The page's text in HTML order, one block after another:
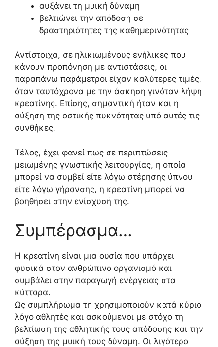
αυξάνει τη μυική δύναμη
βελτιώνει την απόδοση σε
δραστηριότητες της καθημερινότητας
Αντίστοιχα, σε ηλικιωμένους ενήλικες που
κάνουν προπόνηση με αντιστάσεις, οι
παραπάνω παράμετροι είχαν καλύτερες τιμές,
όταν ταυτόχρονα με την άσκηση γινόταν λήψη
κρεατίνης. Επίσης, σημαντική ήταν και η
αύξηση της οστικής πυκνότητας υπό αυτές τις
συνθήκες.
Τέλος, έχει φανεί πως σε περιπτώσεις
μειωμένης γνωστικής λειτουργίας, η οποία
μπορεί να συμβεί είτε λόγω στέρησης ύπνου
είτε λόγω γήρανσης, η κρεατίνη μπορεί να
βοηθήσει στην ενίσχυσή της.
Συμπέρασμα…
Η κρεατίνη είναι μια ουσία που υπάρχει
φυσικά στον ανθρώπινο οργανισμό και
συμβάλει στην παραγωγή ενέργειας στα
κύτταρα.
Ως συμπλήρωμα τη χρησιμοποιούν κατά κύριο
λόγο αθλητές και ασκούμενοι με στόχο τη
βελτίωση της αθλητικής τους απόδοσης και την
αύξηση της μυική τους δύναμη. Οι λιγότερο